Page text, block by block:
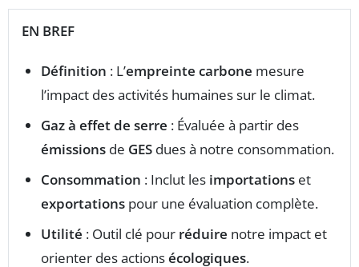
EN BREF
Définition : L’empreinte carbone mesure
l’impact des activités humaines sur le climat.
Gaz à effet de serre : Évaluée à partir des
émissions de GES dues à notre consommation.
Consommation : Inclut les importations et
exportations pour une évaluation complète.
Utilité : Outil clé pour réduire notre impact et
orienter des actionsécologiques.